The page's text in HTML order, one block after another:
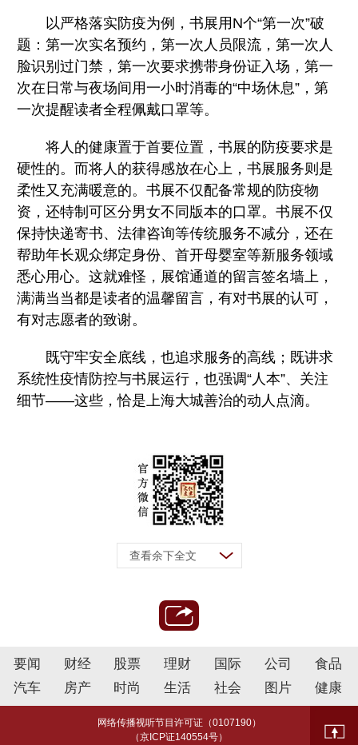
以严格落实防疫为例，书展用N个“第一次”破
题：第一次实名预约，第一次人员限流，第一次人
脸识别过门禁，第一次要求携带身份证入场，第一
次在日常与夜场间用一小时消毒的“中场休息”，第
一次提醒读者全程佩戴口罩等。
将人的健康置于首要位置，书展的防疫要求是
硬性的。而将人的获得感放在心上，书展服务则是
柔性又充满暖意的。书展不仅配备常规的防疫物
资，还特制可区分男女不同版本的口罩。书展不仅
保持快递寄书、法律咨询等传统服务不减分，还在
帮助年长观众绑定身份、首开母婴室等新服务领域
悉心用心。这就难怪，展馆通道的留言签名墙上，
满满当当都是读者的温馨留言，有对书展的认可，
有对志愿者的致谢。
既守牢安全底线，也追求服务的高线；既讲求
系统性疫情防控与书展运行，也强调“人本”、关注
细节——这些，恰是上海大城善治的动人点滴。
查看余下全文
要闻 财经 股票 理财 国际 公司
食品
汽车
房产 时尚 生活 社会 图片 健康
网络传播视听节目许可证（0107190）
（京ICP证140554号）